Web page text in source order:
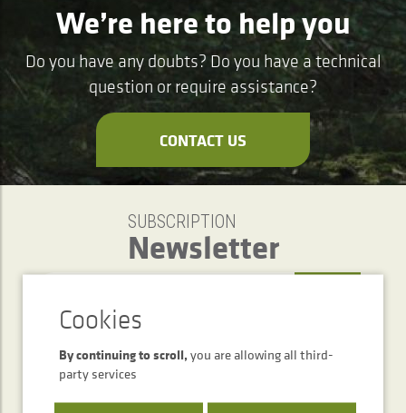
We’re here to help you
Do you have any doubts? Do you have a technical
question or require assistance?
CONTACT US
SUBSCRIPTION
Newsletter
By continuing to scroll,you are allowing all third-
party services